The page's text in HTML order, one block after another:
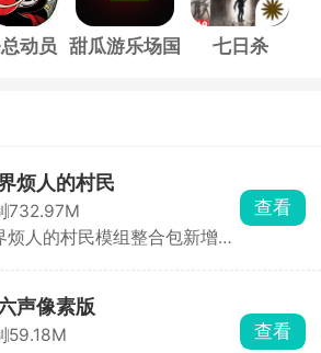
动员
甜瓜游乐场国
七日杀
烦人的村民
732.97M
烦人的村民模组整合包新增了
武器，不过要小心这些烦人的
蛋，村民无处不在，他们会在
备之下做坏事，想办法加入村
查看
声像素版
59.18M
查看